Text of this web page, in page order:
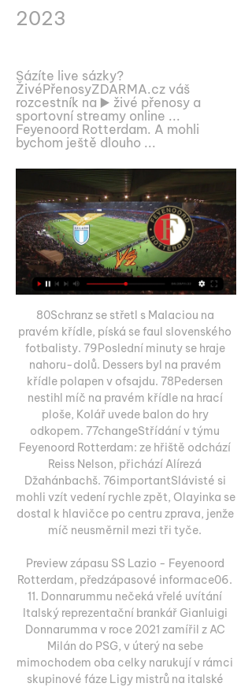
2023
Sázíte live sázky?
ŽivéPřenosyZDARMA.cz váš
rozcestník na ▶️ živé přenosy a
sportovní streamy online ...
Feyenoord Rotterdam. A mohli
bychom ještě dlouho ...
80Schranz se střetl s Malaciou na
pravém křídle, píská se faul slovenského
fotbalisty. 79Poslední minuty se hraje
nahoru-dolů. Dessers byl na pravém
křídle polapen v ofsajdu. 78Pedersen
nestihl míč na pravém křídle na hrací
ploše, Kolář uvede balon do hry
odkopem. 77changeStřídání v týmu
Feyenoord Rotterdam: ze hřiště odchází
Reiss Nelson, přichází Alírezá
Džahánbachš. 76importantSlávisté si
mohli vzít vedení rychle zpět, Olayinka se
dostal k hlavičce po centru zprava, jenže
míč neusměrnil mezi tři tyče.
Preview zápasu SS Lazio - Feyenoord
Rotterdam, předzápasové informace06.
11. Donnarummu nečeká vřelé uvítání
Italský reprezentační brankář Gianluigi
Donnarumma v roce 2021 zamířil z AC
Milán do PSG, v úterý na sebe
mimochodem oba celky narukují v rámci
skupinové fáze Ligy mistrů na italské